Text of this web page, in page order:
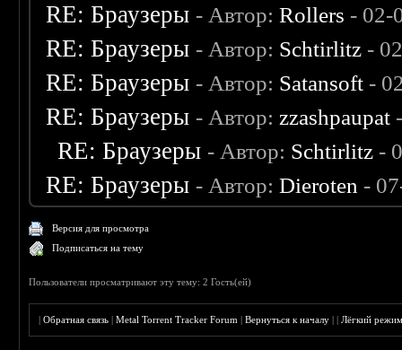
RE: Браузеры - Автор:Rollers - 02-
RE: Браузеры - Автор: Schtirlitz -
RE: Браузеры - Автор: Satansoft -
RE: Браузеры - Автор: zzashpaupat
RE: Браузеры - Автор: Schtirlitz -
RE: Браузеры - Автор:Dieroten -
Версия для просмотра
Подписаться на тему
Пользователи просматривают эту тему: 2 Гость(ей)
|Обратная связь |Metal Torrent Tracker Forum |Вернуться к началу ||Лёгкий